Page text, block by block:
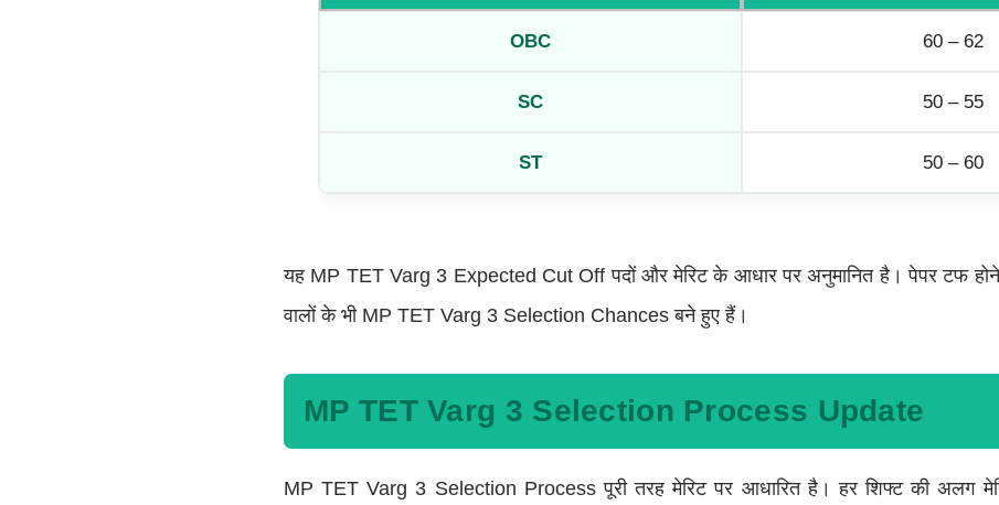
OBC 60 – 62
SC 50 – 55
ST 50 – 60
यह MP TET Varg 3 Expected Cut Off पदों और मेरिट के आधार पर अनुमानित है। पेपर टफ
वालों के भी MP TET Varg 3 Selection Chances बने हुए हैं।
MP TET Varg 3 Selection Process Update
MP TET Varg 3 Selection Process पूरी तरह मेरिट पर आधारित है। हर शिफ्ट की अलग